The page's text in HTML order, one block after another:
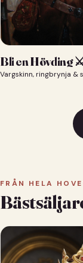
Bli en Hövding
FRÅN HELA